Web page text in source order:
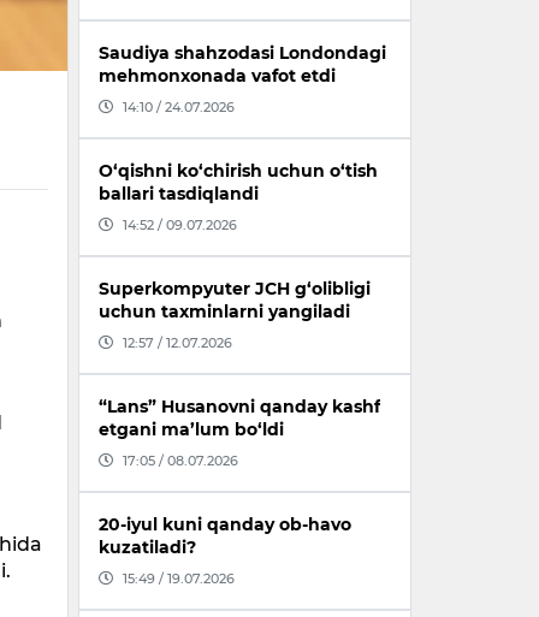
Saudiya shahzodasi Londondagi
mehmonxonada vafot etdi
14:10 / 24.07.2026
O‘qishni ko‘chirish uchun o‘tish
ballari tasdiqlandi
14:52 / 09.07.2026
Superkompyuter JCH g‘olibligi
uchun taxminlarni yangiladi
12:57 / 12.07.2026
“Lans” Husanovni qanday kashf
etgani ma’lum bo‘ldi
17:05 / 08.07.2026
20-iyul kuni qanday ob-havo
kuzatiladi?
15:49 / 19.07.2026